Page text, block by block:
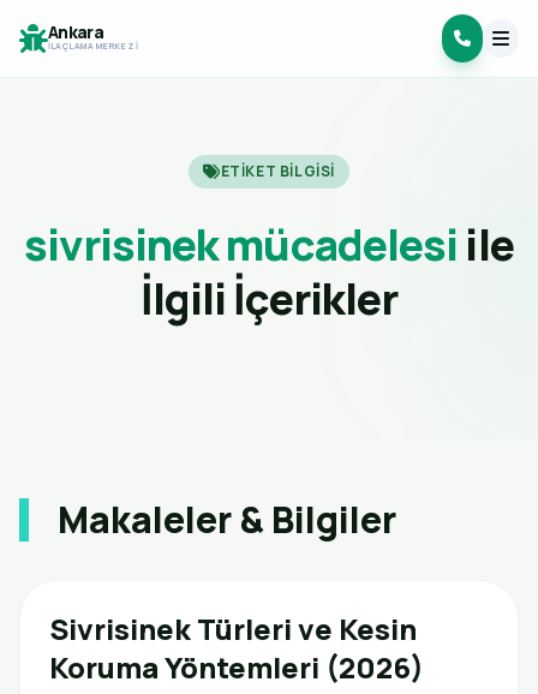
Ankara
İLAÇLAMA MERKEZI
ETIKET BILGISI
sivrisinek mücadelesi ile
İlgili İçerikler
Makaleler & Bilgiler
Sivrisinek Türleri ve Kesin
Koruma Yöntemleri (2026)